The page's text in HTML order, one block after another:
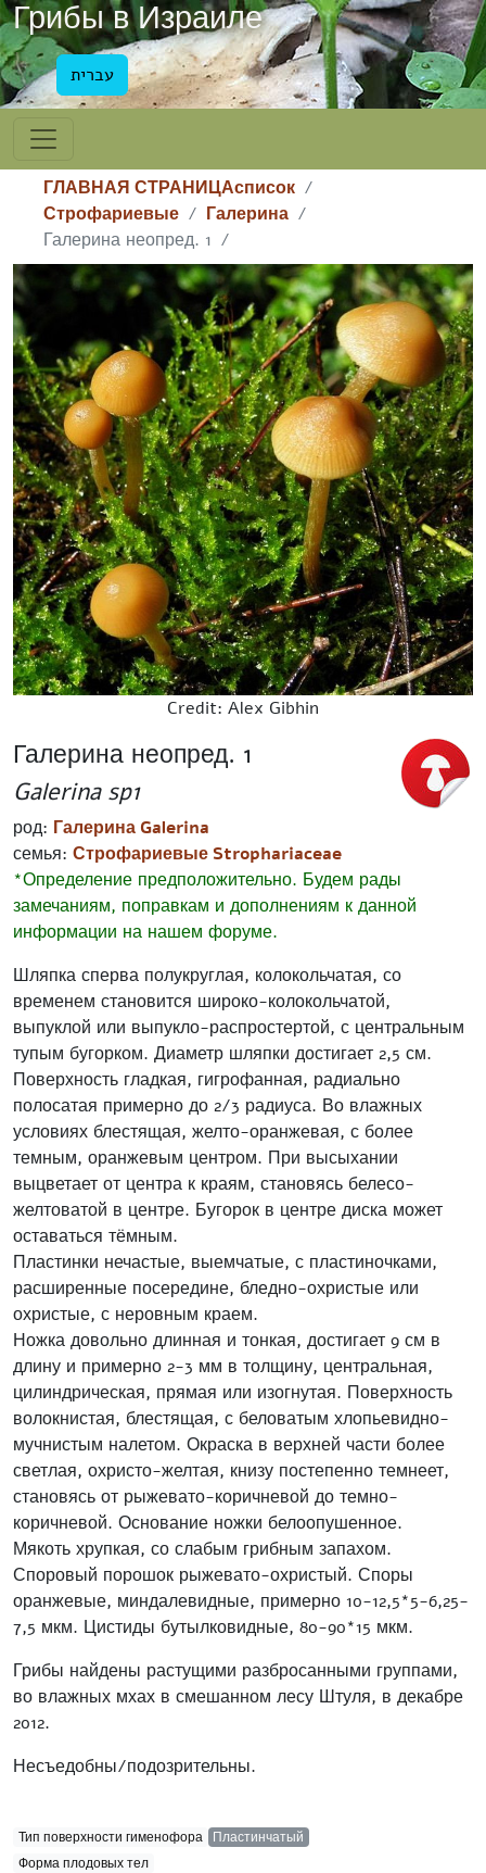
Грибы в Израиле
עברית
ГЛАВНАЯ СТРАНИЦАсписок
Строфариевые
Галерина
Галерина неопред. 1
Credit: Alex Gibhin
Галерина неопред. 1
Galerina sp1
род: Галерина Galerina
семья: Строфариевые Strophariaceae
*Определение предположительно. Будем рады
замечаниям, поправкам и дополнениям к данной
информации на нашем форуме.
Шляпка сперва полукруглая, колокольчатая, со
временем становится широко-колокольчатой,
выпуклой или выпукло-распростертой, с центральным
тупым бугорком. Диаметр шляпки достигает 2,5 см.
Поверхность гладкая, гигрофанная, радиально
полосатая примерно до 2/3 радиуса. Во влажных
условиях блестящая, желто-оранжевая, с более
темным, оранжевым центром. При высыхании
выцветает от центра к краям, становясь белесо-
желтоватой в центре. Бугорок в центре диска может
оставаться тёмным.
Пластинки нечастые, выемчатые, с пластиночками,
расширенные посередине, бледно-охристые или
охристые, с неровным краем.
Ножка довольно длинная и тонкая, достигает 9 см в
длину и примерно 2-3 мм в толщину, центральная,
цилиндрическая, прямая или изогнутая. Поверхность
волокнистая, блестящая, с беловатым хлопьевидно-
мучнистым налетом. Окраска в верхней части более
светлая, охристо-желтая, книзу постепенно темнеет,
становясь от рыжевато-коричневой до темно-
коричневой. Основание ножки белоопушенное.
Мякоть хрупкая, со слабым грибным запахом.
Споровый порошок рыжевато-охристый. Споры
оранжевые, миндалевидные, примерно 10-12,5*5-6,25-
7,5 мкм. Цистиды бутылковидные, 80-90*15 мкм.
Грибы найдены растущими разбросанными группами,
во влажных мхах в смешанном лесу Штуля, в декабре
2012.
Несъедобны/подозрительны.
Тип поверхности гименофора
Пластинчатый
Форма плодовых тел